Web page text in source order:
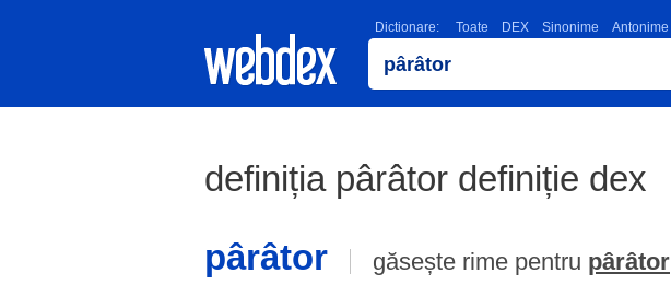
Dictionare: Toate DEX Sinonime Antonime
definiția pârâtor definiție dex
pârâtor
găsește rime pentru pârâtor